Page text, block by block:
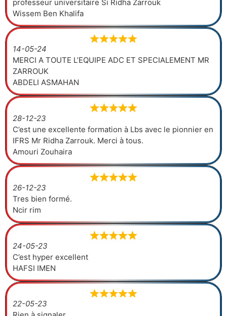
professeur universitaire Si Ridha Zarrouk
Wissem Ben Khalifa
14-05-24
MERCI A TOUTE L’EQUIPE ADC ET SPECIALEMENT MR
ZARROUK
ABDELI ASMAHAN
28-12-23
C’est une excellente formation à Lbs avec le pionnier en
IFRS Mr Ridha Zarrouk. Merci à tous.
Amouri Zouhaira
26-12-23
Tres bien formé.
Ncir rim
24-05-23
C’est hyper excellent
HAFSI IMEN
22-05-23